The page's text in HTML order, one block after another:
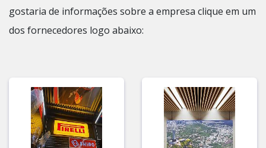
gostaria de informações sobre a empresa clique em um
dos fornecedores logo abaixo: